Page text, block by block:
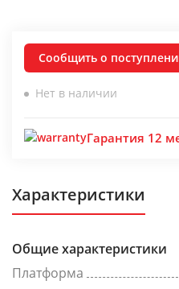
Сообщить о
Нет в наличии
Гарантия 12
Характеристики
Общие характеристики
Платформа